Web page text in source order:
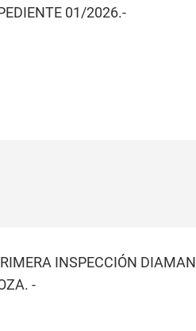
01/2026.-
INSPECCIÓN
-